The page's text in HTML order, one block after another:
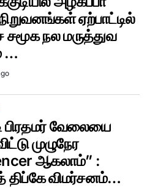
ஏற்பாட்டில்
நல மருத்துவ
…
பிரதமர் வேலையை
முழுநேர
ஆகலாம்” :
திப்கே விமர்சனம்…